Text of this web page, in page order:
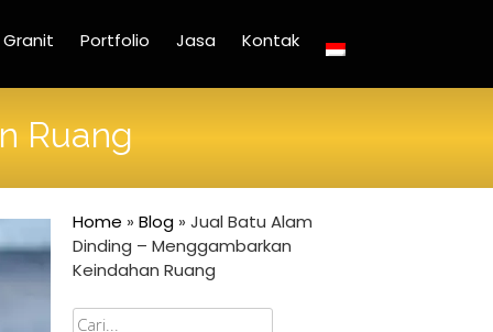
Granit Portfolio Jasa Kontak
Ruang
Home » Blog » Jual Batu Alam
Dinding – Menggambarkan
Keindahan Ruang
Cari